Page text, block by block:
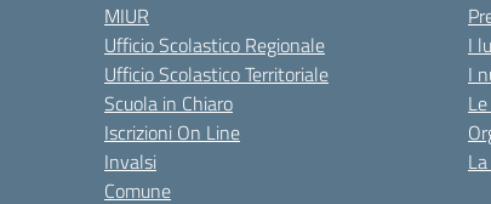
MIUR
Ufficio Scolastico Regionale
Ufficio Scolastico Territoriale
Scuola in Chiaro
Iscrizioni On Line
Invalsi
Comune
I
I